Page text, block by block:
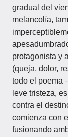
gradual del
melancolía,
protagonista y
(queja, dolor,
todo el poema
leve tristeza,
contra el
comienza con
fusionando